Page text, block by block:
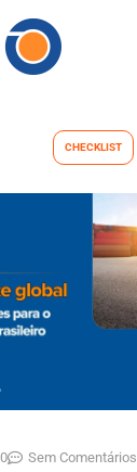
CHECKLIST
Sem Comentários